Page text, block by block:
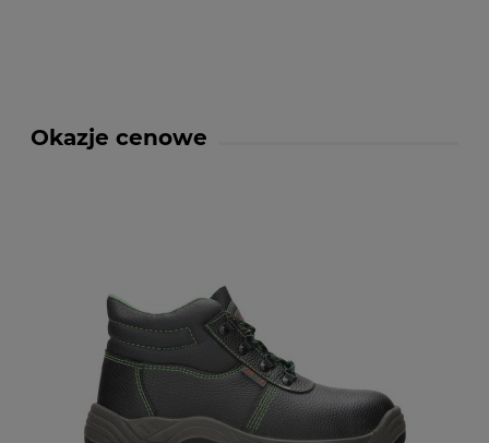
Okazje cenowe